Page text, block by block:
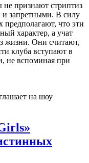
признают стриптиз
запретными. В силу
предполагают, что эти
характер, а учат
жизни. Они считают,
клуба вступают в
не вспоминая при